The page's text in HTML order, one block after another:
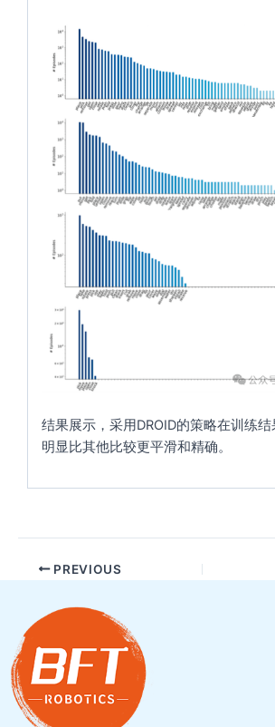
结果展示，采用DROID的策略在训练结
明显比其他比较更平滑和精确。
PREVIOUS